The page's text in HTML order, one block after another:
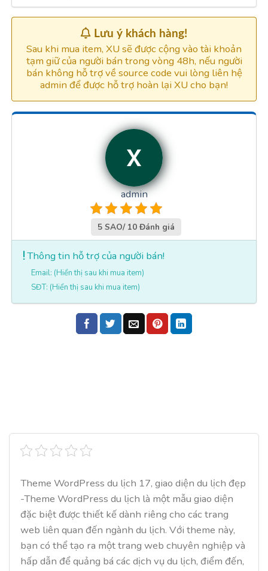
Lưu ý khách hàng!
Sau khi mua item, XU sẽ được cộng vào tài khoản
tạm giữ của người bán trong vòng 48h, nếu người
bán không hỗ trợ về source code vui lòng liên hệ
admin để được hỗ trợ hoàn lại XU cho bạn!
admin
5 SAO/ 10 Đánh giá
Thông tin hỗ trợ của người bán!
Email: (Hiển thị sau khi mua item)
SĐT: (Hiển thị sau khi mua item)
Theme WordPress du lịch 17, giao diện du lịch đẹp
-Theme WordPress du lịch là một mẫu giao diện
đặc biệt được thiết kế dành riêng cho các trang
web liên quan đến ngành du lịch. Với theme này,
bạn có thể tạo ra một trang web chuyên nghiệp và
hấp dẫn để quảng bá các dịch vụ du lịch, điểm đến,